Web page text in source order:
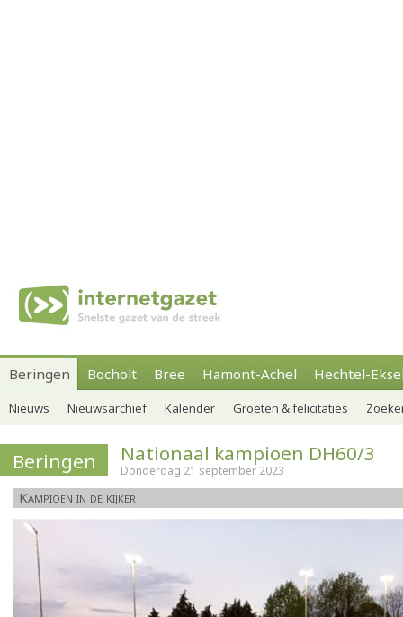
Beringen Bocholt Bree Hamont-Achel Hechtel-
Nieuws Nieuwsarchief Kalender Groeten & felicitaties
Beringen Nationaal kampioen DH60/3
Donderdag 21 september 2023
Kampioen in de kijker